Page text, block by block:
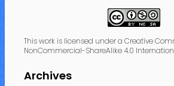
This work is licensed under a Creative
NonCommercial-ShareAlike 4.0
Archives